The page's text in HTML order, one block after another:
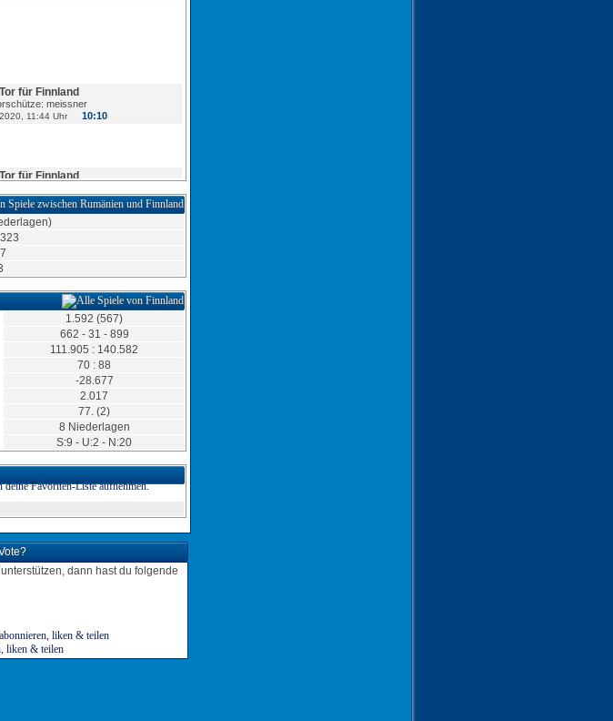
Tor für Finnland
meissner
11:44 Uhr 10:10
Tor für Finnland
10:30 Uhr 9:9
Tor für Finnland
meissner
6:8
Tor für Finnland
meissner
6:7
Tor für Finnland
meissner
18:09 Uhr 5:6
16:44 Uhr 5:5
Tor für Finnland
meissner
12:20 Uhr 3:4
1.592 (567)
662 - 31 - 899
111.905 : 140.582
70 : 88
-28.677
2.017
77. (2)
8 Niederlagen
S:9 - U:2 - N:20
deine Favoriten-Liste aufnehmen.
dann hast du folgende
liken & teilen
liken & teilen